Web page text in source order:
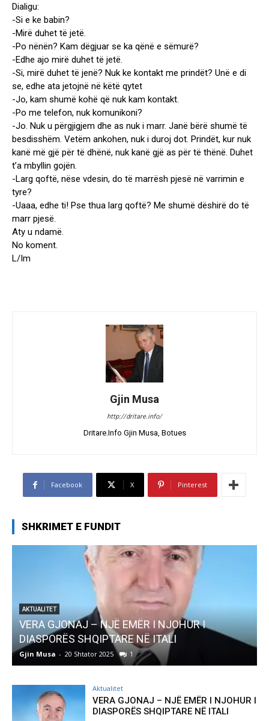
Dialigu:
-Si e ke babin?
-Mirë duhet të jetë.
-Po nënën? Kam dëgjuar se ka qënë e sëmurë?
-Edhe ajo mirë duhet të jetë.
-Si, mirë duhet të jenë? Nuk ke kontakt me prindët? Unë e di
se, edhe ata jetojnë në këtë qytet
-Jo, kam shumë kohë që nuk kam kontakt.
-Po me telefon, nuk komunikoni?
-Jo. Nuk u përgjigjem dhe as nuk i marr. Janë bërë shumë të
besdisshëm. Vetëm ankohen, nuk i duroj dot. Prindët, kur nuk
kanë më gjë për të dhënë, nuk kanë gjë as për të thënë. Duhet
t’a mbyllin gojën.
-Larg qoftë, nëse vdesin, do të marrësh pjesë në varrimin e
tyre?
-Uaaa, edhe ti! Pse thua larg qoftë? Me shumë dëshirë do të
marr pjesë.
Aty u ndamë.
No koment.
L/Im
Gjin Musa
http://dritare.info/
Dritare.Info Gjin Musa, Botues
Facebook X Pinterest
SHKRIMET E FUNDIT
AKTUALITET
Pregaditi Gjin Musa-Rome- Shtator 2025
Gjin Musa - 8 Shtator 2025
Aktualitet
VERA GJONAJ – NJË EMËR I NJOHUR I
DIASPORËS SHQIPTARE NË ITALI